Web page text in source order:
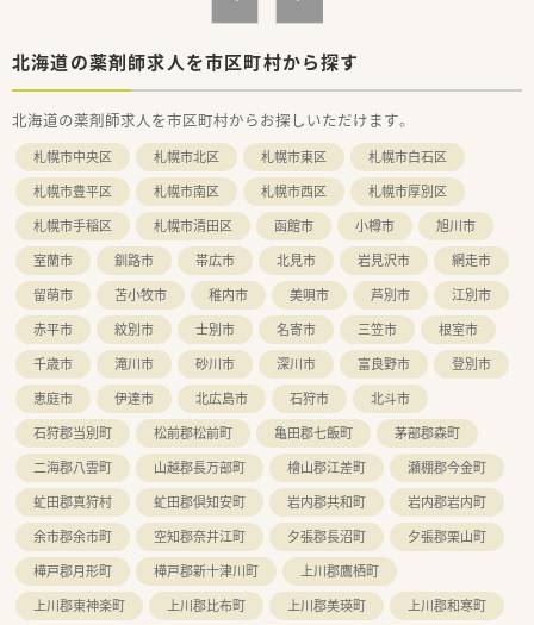
北海道の薬剤師求人を市区町村から探す
北海道の薬剤師求人を市区町村からお探しいただけます。
札幌市中央区 札幌市北区 札幌市東区
札幌市白石区
札幌市豊平区
札幌市南区 札幌市西区
札幌市厚別区
札幌市手稲区
札幌市清田区 函館市 小樽市
旭川市
室蘭市
釧路市 帯広市 北見市 岩見沢市
網走市
留萌市
苫小牧市 稚内市 美唄市 芦別市
江別市
赤平市
紋別市 士別市 名寄市 三笠市
根室市
千歳市
滝川市 砂川市 深川市 富良野市
登別市
恵庭市
伊達市 北広島市 石狩市
北斗市
石狩郡当別町
松前郡松前町 亀田郡七飯町
茅部郡森町
二海郡八雲町
山越郡長万部町 檜山郡江差町
瀬棚郡今金町
虻田郡真狩村
虻田郡倶知安町 岩内郡共和町
岩内郡岩内町
余市郡余市町
空知郡奈井江町 夕張郡長沼町
夕張郡栗山町
樺戸郡月形町
樺戸郡新十津川町
上川郡鷹栖町
上川郡東神楽町
上川郡比布町 上川郡美瑛町
上川郡和寒町